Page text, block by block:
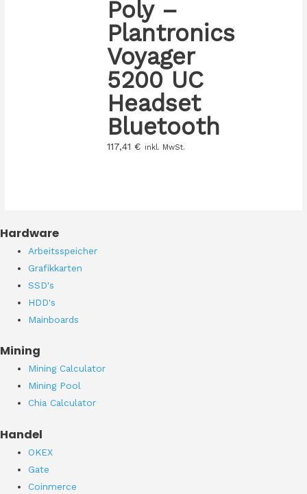
Poly –
Plantronics
Voyager
5200 UC
Headset
Bluetooth
117,41 € inkl. MwSt.
Hardware
Arbeitsspeicher
Grafikkarten
SSD's
HDD's
Mainboards
Mining
Mining Calculator
Mining Pool
Chia Calculator
Handel
OKEX
Gate
Coinmerce